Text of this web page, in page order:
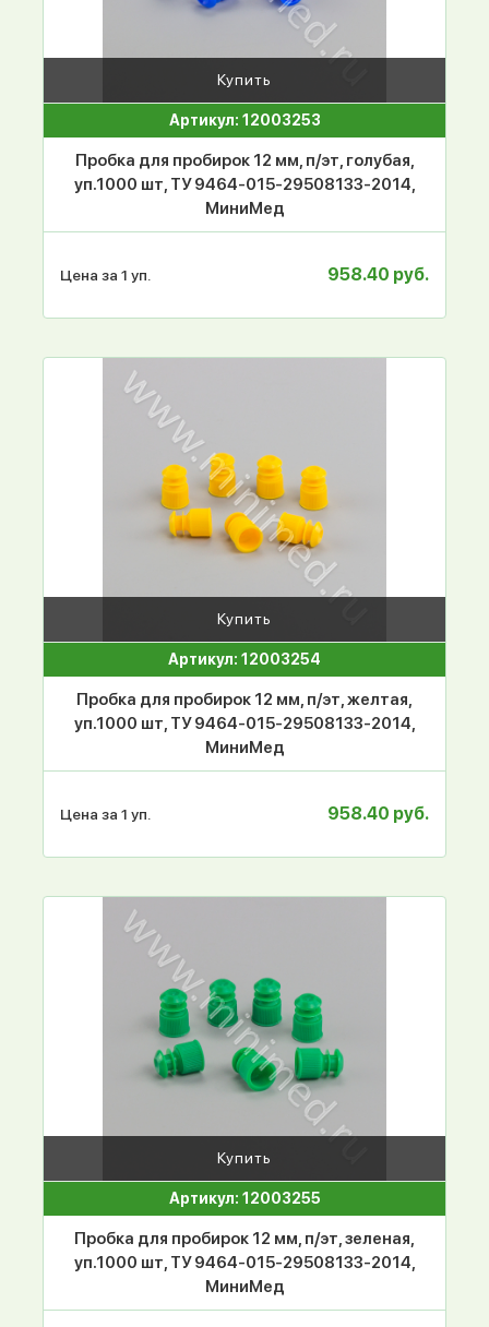
Купить
Артикул: 12003253
Пробка для пробирок 12 мм, п/эт, голубая,
уп.1000 шт, ТУ 9464-015-29508133-2014,
МиниМед
Цена за 1 уп. 958.40 руб.
Купить
Артикул: 12003254
Пробка для пробирок 12 мм, п/эт, желтая,
уп.1000 шт, ТУ 9464-015-29508133-2014,
МиниМед
Цена за 1 уп. 958.40 руб.
Купить
Артикул: 12003255
Пробка для пробирок 12 мм, п/эт, зеленая,
уп.1000 шт, ТУ 9464-015-29508133-2014,
МиниМед